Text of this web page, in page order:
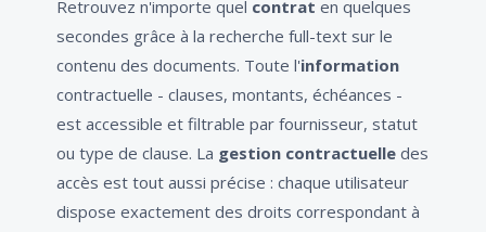
Retrouvez n'importe quel contrat en quelques
secondes grâce à la recherche full-text sur le
contenu des documents. Toute l'information
contractuelle - clauses, montants, échéances -
est accessible et filtrable par fournisseur, statut
ou type de clause. La gestion contractuelle des
accès est tout aussi précise : chaque utilisateur
dispose exactement des droits correspondant à